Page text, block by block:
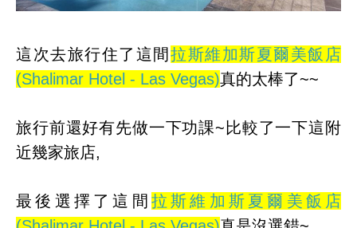
這次去旅行住了這間 拉斯維加斯夏爾美飯店
(Shalimar Hotel - Las Vegas)真的太棒了~~
旅行前還好有先做一下功課~比較了一下這附
近幾家旅店,
最後選擇了這間 拉斯維加斯夏爾美飯店